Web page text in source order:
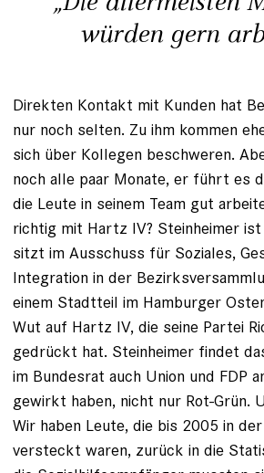
würden gern
Direkten Kontakt mit Kunden hat
nur noch selten. Zu ihm kommen
sich über Kollegen beschweren.
noch alle paar Monate, er führt es
die Leute in seinem Team gut
richtig mit Hartz IV? Steinheimer
sitzt im Ausschuss für Soziales,
Integration in der
einem Stadtteil im Hamburger
Wut auf Hartz IV, die seine Partei
gedrückt hat. Steinheimer findet
im Bundesrat auch Union und FDP
gewirkt haben, nicht nur Rot-Grün.
Wir haben Leute, die bis 2005 in
versteckt waren, zurück in die